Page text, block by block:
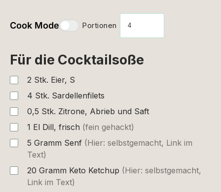
Cook Mode Portionen
Für die Cocktailsoße
2 Stk. Eier, S
4 Stk. Sardellenfilets
0,5 Stk. Zitrone, Abrieb und Saft
1 El Dill, frisch (fein gehackt)
5 Gramm Senf (Hier: selbstgemacht, Link im
Text)
20 Gramm Keto Ketchup (Hier: selbstgemacht,
Link im Text)